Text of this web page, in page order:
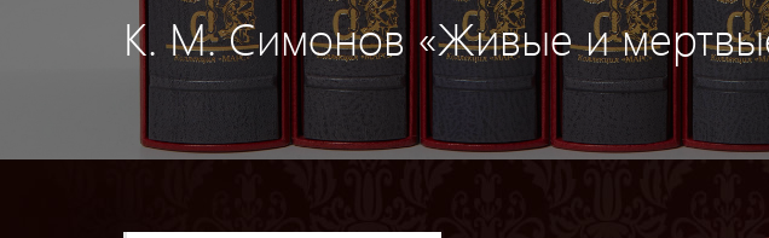
К. М. Симонов «Живые и